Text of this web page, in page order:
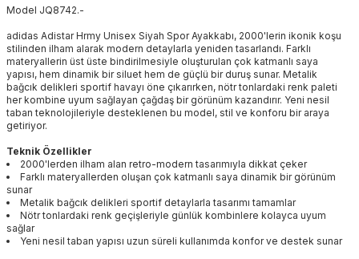
Model JQ8742.-
adidas Adistar Hrmy Unisex Siyah Spor Ayakkabı, 2000'lerin ikonik koşu
stilinden ilham alarak modern detaylarla yeniden tasarlandı. Farklı
materyallerin üst üste bindirilmesiyle oluşturulan çok katmanlı saya
yapısı, hem dinamik bir siluet hem de güçlü bir duruş sunar. Metalik
bağcık delikleri sportif havayı öne çıkarırken, nötr tonlardaki renk paleti
her kombine uyum sağlayan çağdaş bir görünüm kazandırır. Yeni nesil
taban teknolojileriyle desteklenen bu model, stil ve konforu bir araya
getiriyor.
Teknik Özellikler
2000'lerden ilham alan retro-modern tasarımıyla dikkat çeker
Farklı materyallerden oluşan çok katmanlı saya dinamik bir görünüm
sunar
Metalik bağcık delikleri sportif detaylarla tasarımı tamamlar
Nötr tonlardaki renk geçişleriyle günlük kombinlere kolayca uyum
sağlar
Yeni nesil taban yapısı uzun süreli kullanımda konfor ve destek sunar